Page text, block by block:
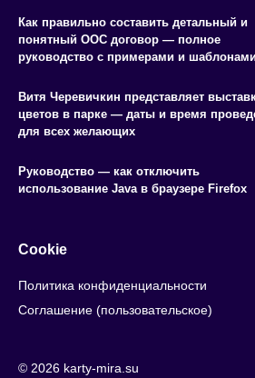
Как правильно составить детальный и
понятный ООС договор — полное
руководство с примерами и
Витя Черевичкин представляет
цветов в парке — даты и время
для всех желающих
Руководство — как отключить
использование Java в браузере Firefox
Cookie
Политика конфиденциальности
Соглашение (пользовательское)
© 2026 karty-mira.su